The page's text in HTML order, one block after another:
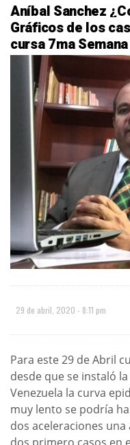
Aníbal Sanchez
Gráficos de los
cursa 7ma
29 de abril, 2020 - 8:11 pm
Para este 29 de Abril
desde que se instaló
Venezuela la curva
muy lento se podría
dos aceleraciones